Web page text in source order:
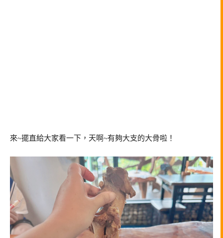
來~擺直給大家看一下，天啊~有夠大支的大骨啦！